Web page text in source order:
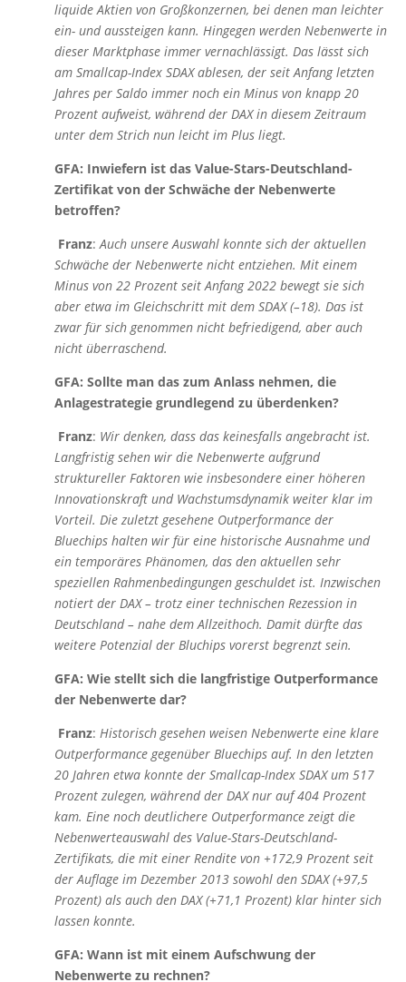
liquide Aktien von Großkonzernen, bei denen man leichter
ein- und aussteigen kann. Hingegen werden Nebenwerte in
dieser Marktphase immer vernachlässigt. Das lässt sich
am Smallcap-Index SDAX ablesen, der seit Anfang letzten
Jahres per Saldo immer noch ein Minus von knapp 20
Prozent aufweist, während der DAX in diesem Zeitraum
unter dem Strich nun leicht im Plus liegt.
GFA: Inwiefern ist das Value-Stars-Deutschland-
Zertifikat von der Schwäche der Nebenwerte
betroffen?
Franz:Auch unsere Auswahl konnte sich der aktuellen
Schwäche der Nebenwerte nicht entziehen. Mit einem
Minus von 22 Prozent seit Anfang 2022 bewegt sie sich
aber etwa im Gleichschritt mit dem SDAX (–18). Das ist
zwar für sich genommen nicht befriedigend, aber auch
nicht überraschend.
GFA: Sollte man das zum Anlass nehmen, die
Anlagestrategie grundlegend zu überdenken?
Franz: Wir denken, dass das keinesfalls angebracht ist.
Langfristig sehen wir die Nebenwerte aufgrund
struktureller Faktoren wie insbesondere einer höheren
Innovationskraft und Wachstumsdynamik weiter klar im
Vorteil. Die zuletzt gesehene Outperformance der
Bluechips halten wir für eine historische Ausnahme und
ein temporäres Phänomen, das den aktuellen sehr
speziellen Rahmenbedingungen geschuldet ist. Inzwischen
notiert der DAX – trotz einer technischen Rezession in
Deutschland – nahe dem Allzeithoch. Damit dürfte das
weitere Potenzial der Bluchips vorerst begrenzt sein.
GFA: Wie stellt sich die langfristige Outperformance
der Nebenwerte dar?
Franz: Historisch gesehen weisen Nebenwerte eine klare
Outperformance gegenüber Bluechips auf. In den letzten
20 Jahren etwa konnte der Smallcap-Index SDAX um 517
Prozent zulegen, während der DAX nur auf 404 Prozent
kam. Eine noch deutlichere Outperformance zeigt die
Nebenwerteauswahl des Value-Stars-Deutschland-
Zertifikats, die mit einer Rendite von +172,9 Prozent seit
der Auflage im Dezember 2013 sowohl den SDAX (+97,5
Prozent) als auch den DAX (+71,1 Prozent) klar hinter sich
lassen konnte.
GFA: Wann ist mit einem Aufschwung der
Nebenwerte zu rechnen?